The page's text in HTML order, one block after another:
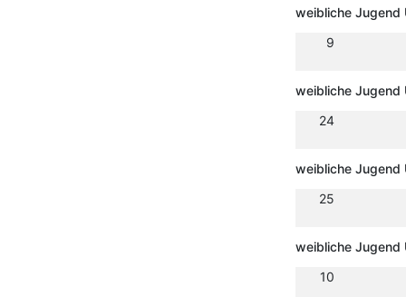
weibliche Jugend
9
weibliche Jugend
24
weibliche Jugend
25
weibliche Jugend
10